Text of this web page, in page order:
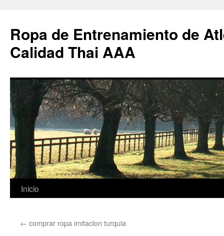
Ropa de Entrenamiento de
Calidad Thai AAA
Saltar
contenido
Inicio
← comprar ropa imitacion turquia